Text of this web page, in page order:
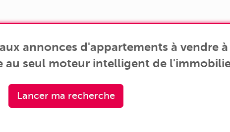
annonces d'appartements à vendre
au seul moteur intelligent de
Lancer ma recherche